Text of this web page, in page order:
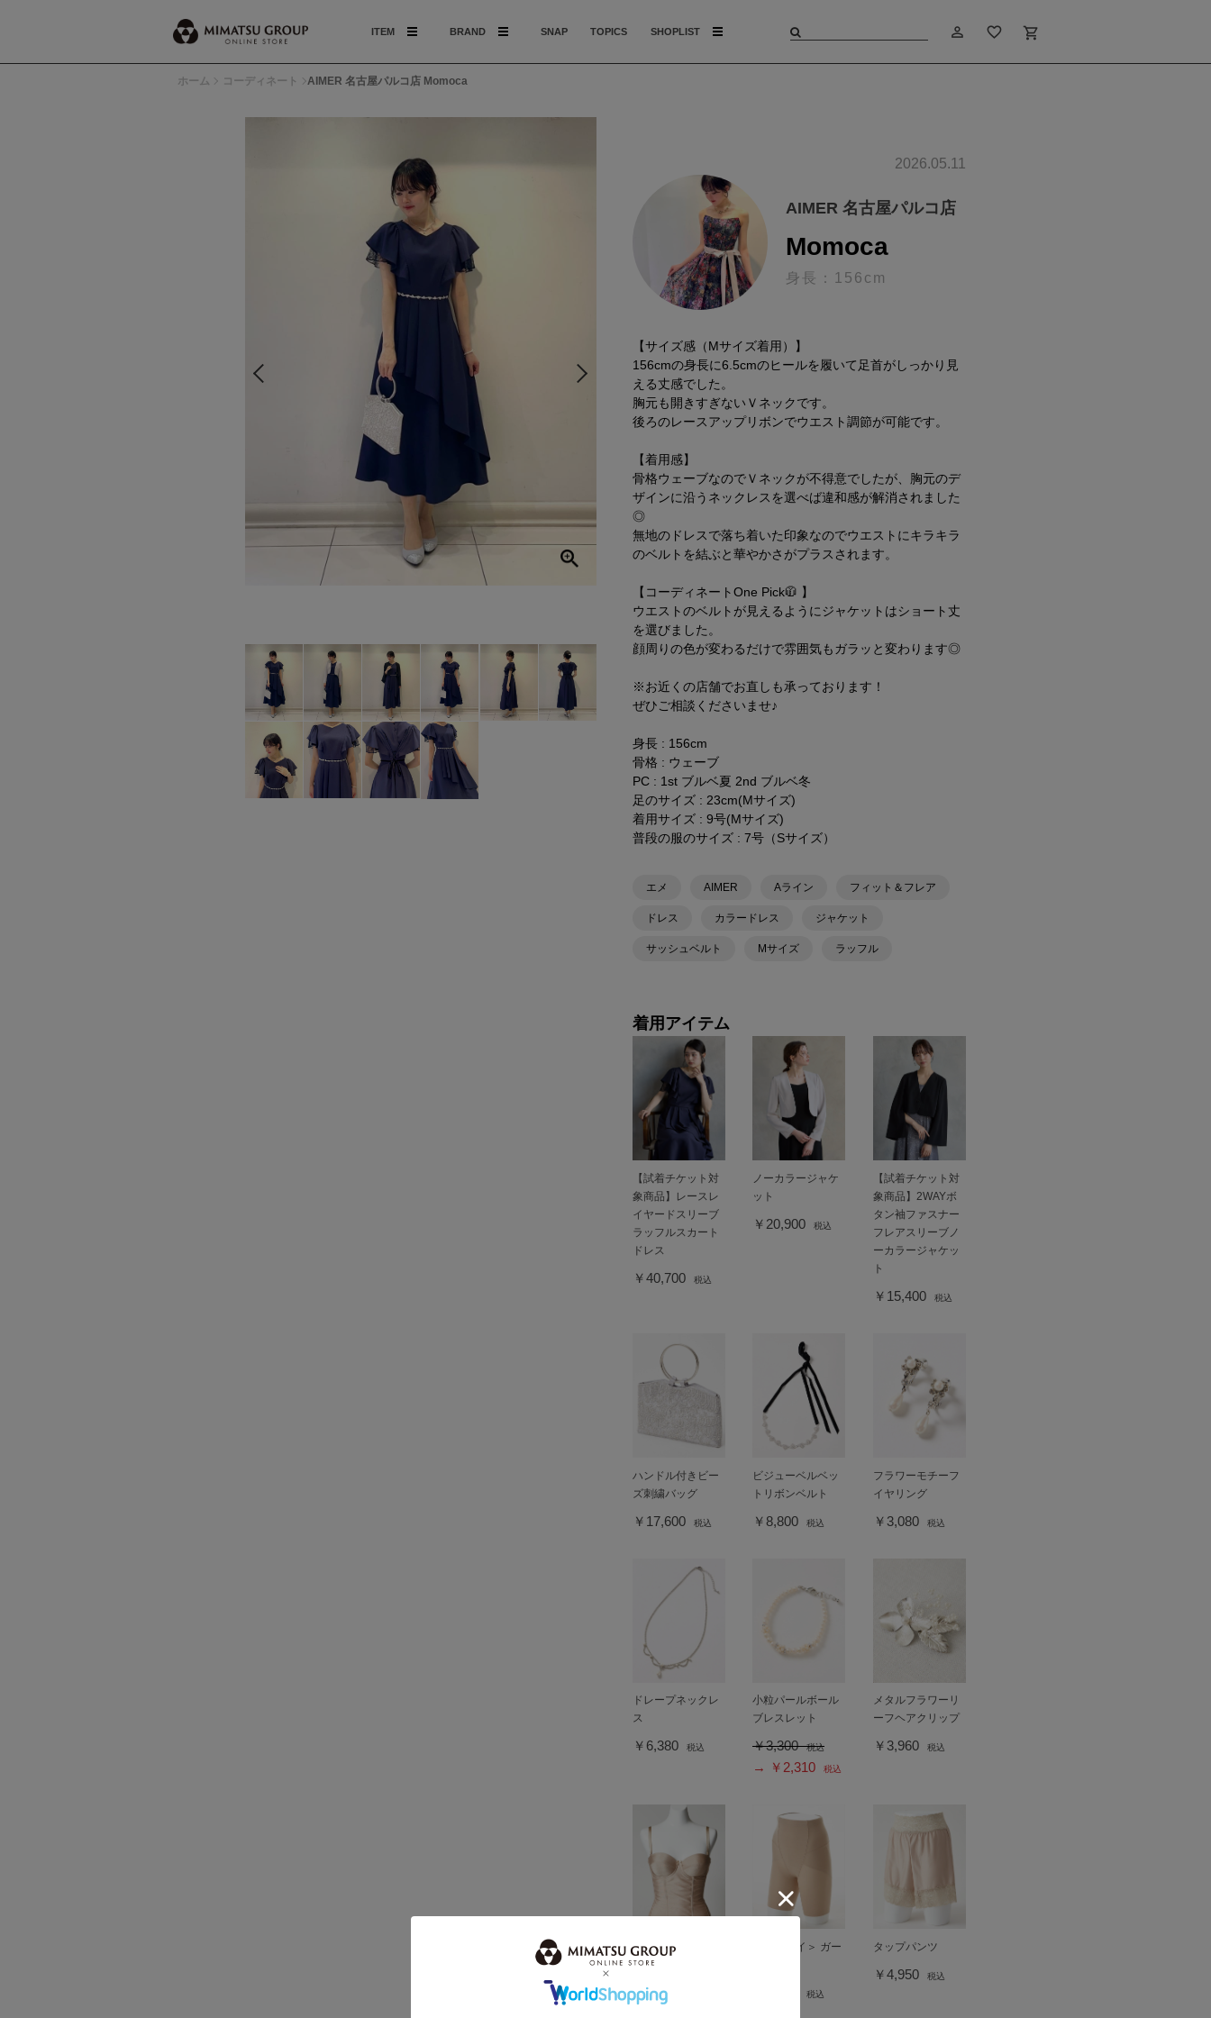
ITEM BRAND SNAP TOPICS SHOPLIST person_outline favorite_border shopping_cart
ホーム コーディネート AIMER 名古屋パルコ店 Momoca
2026.05.11
AIMER 名古屋パルコ店
Momoca
身長：156cm
【サイズ感（Mサイズ着用）】
156cmの身長に6.5cmのヒールを履いて足首がしっかり見
える丈感でした。
胸元も開きすぎないＶネックです。
後ろのレースアップリボンでウエスト調節が可能です。
【着用感】
骨格ウェーブなのでＶネックが不得意でしたが、胸元のデ
ザインに沿うネックレスを選べば違和感が解消されました
◎
無地のドレスで落ち着いた印象なのでウエストにキラキラ
のベルトを結ぶと華やかさがプラスされます。
【コーディネートOne Pick🧥 】
ウエストのベルトが見えるようにジャケットはショート丈
を選びました。
顔周りの色が変わるだけで雰囲気もガラッと変わります◎
※お近くの店舗でお直しも承っております！
ぜひご相談くださいませ♪
身長 : 156cm
骨格 : ウェーブ
PC : 1st ブルベ夏 2nd ブルベ冬
足のサイズ : 23cm(Mサイズ)
着用サイズ : 9号(Mサイズ)
普段の服のサイズ : 7号（Sサイズ）
エメ AIMER Aライン フィット＆フレア
ドレス カラードレス ジャケット
サッシュベルト Mサイズ ラッフル
着用アイテム
【試着チケット対
象商品】レースレ
イヤードスリーブ
ラッフルスカート
ドレス
￥40,700 税込
ノーカラージャケ
ット
￥20,900 税込
【試着チケット対
象商品】2WAYボ
タン袖ファスナー
フレアスリーブノ
ーカラージャケッ
ト
￥15,400 税込
ハンドル付きビー
ズ刺繍バッグ
￥17,600 税込
ビジューベルベッ
トリボンベルト
￥8,800 税込
フラワーモチーフ
イヤリング
￥3,080 税込
ドレープネックレ
ス
￥6,380 税込
小粒パールボール
ブレスレット
￥3,300 税込
→ ￥2,310 税込
メタルフラワーリ
ーフヘアクリップ
￥3,960 税込
2WAYロングライ
ンシェイパー
￥16,500
＜楽キレイ＞ ガー
税込
タップパンツ
￥4,950 税込